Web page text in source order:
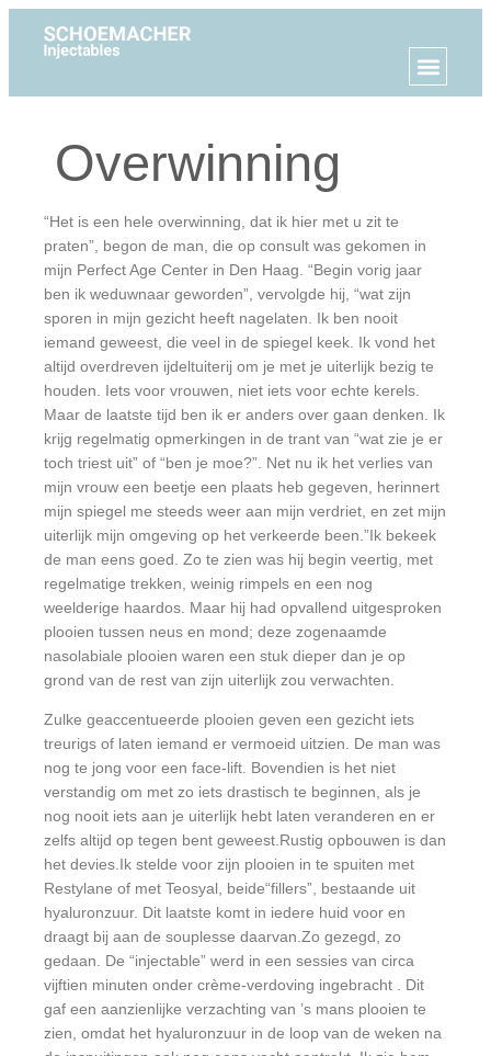
Overwinning
“Het is een hele overwinning, dat ik hier met u zit te
praten”, begon de man, die op consult was gekomen in
mijn Perfect Age Center in Den Haag. “Begin vorig jaar
ben ik weduwnaar geworden”, vervolgde hij, “wat zijn
sporen in mijn gezicht heeft nagelaten. Ik ben nooit
iemand geweest, die veel in de spiegel keek. Ik vond het
altijd overdreven ijdeltuiterij om je met je uiterlijk bezig te
houden. Iets voor vrouwen, niet iets voor echte kerels.
Maar de laatste tijd ben ik er anders over gaan denken. Ik
krijg regelmatig opmerkingen in de trant van “wat zie je er
toch triest uit” of “ben je moe?”. Net nu ik het verlies van
mijn vrouw een beetje een plaats heb gegeven, herinnert
mijn spiegel me steeds weer aan mijn verdriet, en zet mijn
uiterlijk mijn omgeving op het verkeerde been.”Ik bekeek
de man eens goed. Zo te zien was hij begin veertig, met
regelmatige trekken, weinig rimpels en een nog
weelderige haardos. Maar hij had opvallend uitgesproken
plooien tussen neus en mond; deze zogenaamde
nasolabiale plooien waren een stuk dieper dan je op
grond van de rest van zijn uiterlijk zou verwachten.
Zulke geaccentueerde plooien geven een gezicht iets
treurigs of laten iemand er vermoeid uitzien. De man was
nog te jong voor een face-lift. Bovendien is het niet
verstandig om met zo iets drastisch te beginnen, als je
nog nooit iets aan je uiterlijk hebt laten veranderen en er
zelfs altijd op tegen bent geweest.Rustig opbouwen is dan
het devies.Ik stelde voor zijn plooien in te spuiten met
Restylane of met Teosyal, beide“fillers”, bestaande uit
hyaluronzuur. Dit laatste komt in iedere huid voor en
draagt bij aan de souplesse daarvan.Zo gezegd, zo
gedaan. De “injectable” werd in een sessies van circa
vijftien minuten onder crème-verdoving ingebracht . Dit
gaf een aanzienlijke verzachting van ’s mans plooien te
zien, omdat het hyaluronzuur in de loop van de weken na